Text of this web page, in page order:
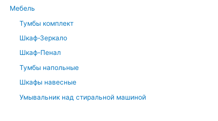
Мебель
Тумбы комплект
Шкаф-Зеркало
Шкаф-Пенал
Тумбы напольные
Шкафы навесные
Умывальник над стиральной машиной